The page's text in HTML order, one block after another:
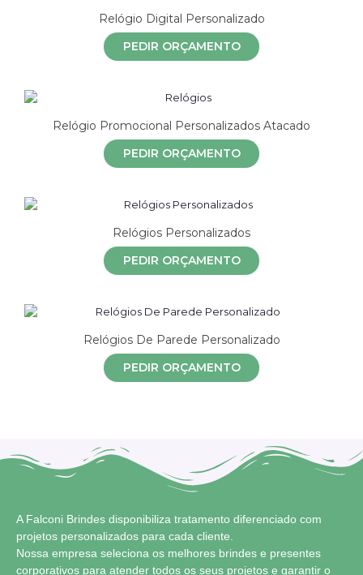
Relógio Digital Personalizado
PEDIR ORÇAMENTO
Relógio Promocional Personalizados Atacado
PEDIR ORÇAMENTO
Relógios Personalizados
PEDIR ORÇAMENTO
Relógios De Parede Personalizado
PEDIR ORÇAMENTO
A Falconi Brindes disponibiliza tratamento diferenciado com
projetos personalizados para cada cliente.
Nossa empresa seleciona os melhores brindes e presentes
corporativos para atender todos os seus projetos e garantir o